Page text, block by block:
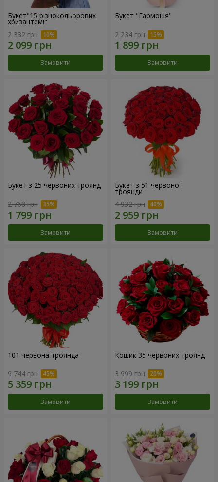
Букет"15 різнокольорових
хризантем!"
2 332 грн
Замовити
Букет "Гармонія"
2 234 грн
Замовити
Букет з 25 червоних троянд
2 768 грн
Замовити
Букет з 51 червоної
троянди
4 932 грн
Замовити
101 червона троянда
9 744 грн
Замовити
Кошик 35 червоних троянд
3 999 грн
Замовити